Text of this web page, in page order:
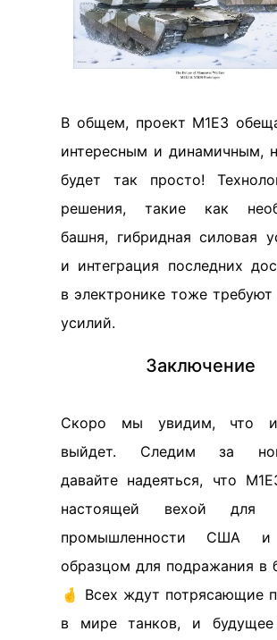
В общем, проект М1Е3
интересным и динамичным,
будет так просто!
решения, такие как
башня, гибридная силовая
и интеграция последних
в электронике тоже
усилий.
Заключение
Скоро мы увидим, что
выйдет. Следим за
давайте надеяться, что
настоящей вехой для
промышленности США и
образцом для подражания в
🤞 Всех ждут потрясающие
в мире танков, и